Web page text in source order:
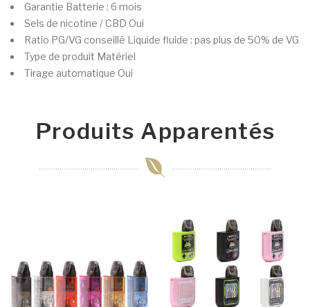
Garantie Batterie : 6 mois
Sels de nicotine / CBD Oui
Ratio PG/VG conseillé Liquide fluide : pas plus de 50% de VG
Type de produit Matériel
Tirage automatique Oui
Produits Apparentés